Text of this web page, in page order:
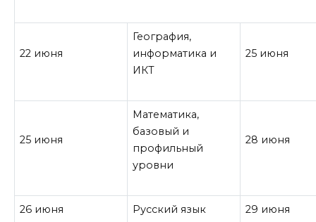
22 июня
География,
информатика и
ИКТ
25 июня
25 июня
Математика,
базовый и
профильный
уровни
28 июня
26 июня Русский язык 29 июня